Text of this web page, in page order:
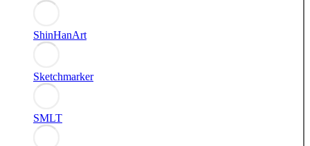
ShinHanArt
Sketchmarker
SMLT